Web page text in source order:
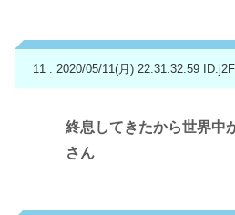
11 : 2020/05/11(月) 22:31:32.59
終息してきたから世界中
さん